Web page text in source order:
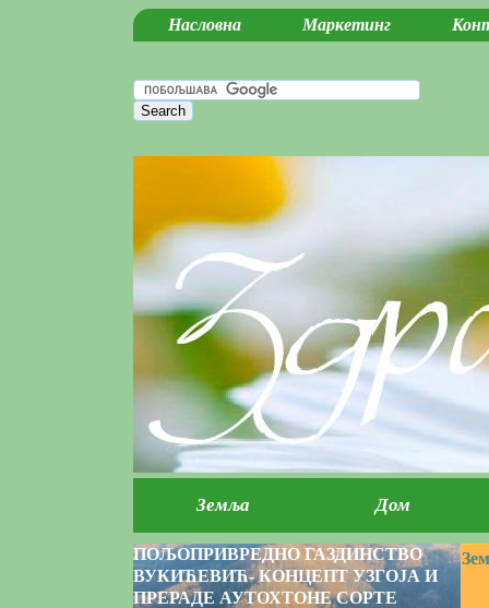
Насловна Маркетинг
ПОЉОПРИВРЕДНО ГАЗДИНСТВО
ВУКИЋЕВИЋ- КОНЦЕПТ УЗГОЈА И
ПРЕРАДЕ АУТОХТОНЕ СОРТЕ
Земља Дом